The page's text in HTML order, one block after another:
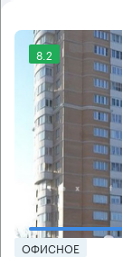
8.2
ОФИСНОЕ